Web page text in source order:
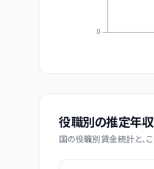
0
役職別の推定年収
国の役職別賃金統計と、